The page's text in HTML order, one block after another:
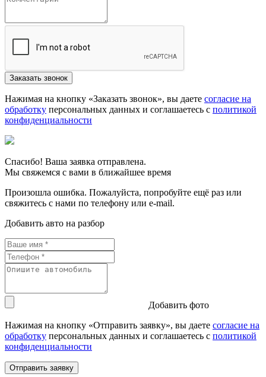
Нажимая на кнопку «Заказать звонок», вы даете согласие на
обработку персональных данных и соглашаетесь c политикой
конфиденциальности
Спасибо! Ваша заявка отправлена.
Мы свяжемся с вами в ближайшее время
Произошла ошибка. Пожалуйста, попробуйте ещё раз или
свяжитесь с нами по телефону или e-mail.
Добавить авто на разбор
Добавить фото
Нажимая на кнопку «Отправить заявку», вы даете согласие на
обработку персональных данных и соглашаетесь c политикой
конфиденциальности